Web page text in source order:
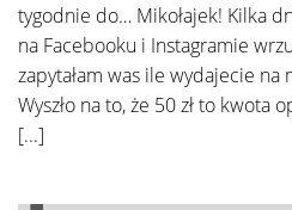
tygodnie do… Mikołajek! Kilka
na Facebooku i Instagramie
zapytałam was ile wydajecie na
Wyszło na to, że 50 zł to kwota
[...]